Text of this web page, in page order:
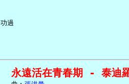
過
永遠活在青春期 - 泰迪